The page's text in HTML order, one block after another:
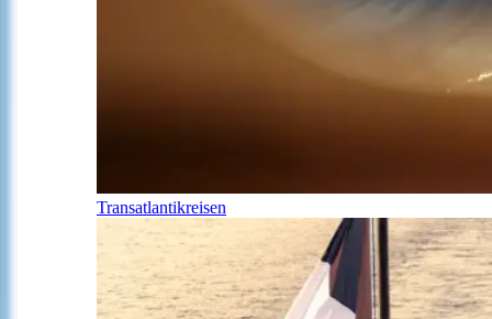
Transatlantikreisen